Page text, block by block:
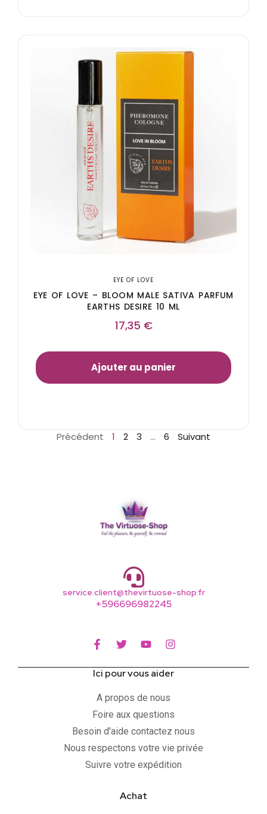
EYE OF LOVE
EYE OF LOVE – BLOOM MALE SATIVA PARFUM
EARTHS DESIRE 10 ML
17,35 €
Ajouter au panier
Précédent 1 2 3 … 6 Suivant
service.client@thevirtuose-shop.fr
+596696982245
Ici pour vous aider
A propos de nous
Foire aux questions
Besoin d'aide contactez nous
Nous respectons votre vie privée
Suivre votre expédition
Achat